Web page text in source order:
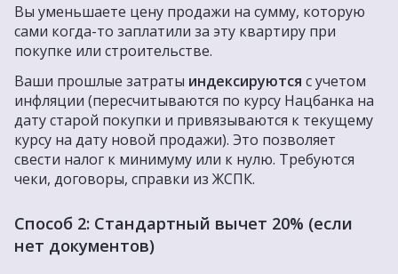
Вы уменьшаете цену продажи на сумму, которую
сами когда-то заплатили за эту квартиру при
покупке или строительстве.
Ваши прошлые затраты индексируются с учетом
инфляции (пересчитываются по курсу Нацбанка на
дату старой покупки и привязываются к текущему
курсу на дату новой продажи). Это позволяет
свести налог к минимуму или к нулю. Требуются
чеки, договоры, справки из ЖСПК.
Способ 2: Стандартный вычет 20% (если
нет документов)